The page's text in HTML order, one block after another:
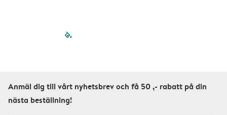
filled-pagination
Anmäl dig till vårt nyhetsbrev och få 50 ,- rabatt på din
nästa beställning!